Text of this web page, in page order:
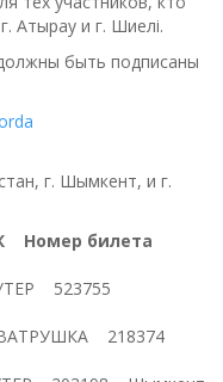
Атырау и г. Шиелі.
быть подписаны
г. Шымкент, и г.
Номер билета
523755
218374